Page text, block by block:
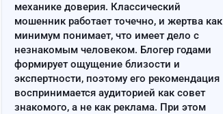
механике доверия. Классический
мошенник работает точечно, и жертва как
минимум понимает, что имеет дело с
незнакомым человеком. Блогер годами
формирует ощущение близости и
экспертности, поэтому его рекомендация
воспринимается аудиторией как совет
знакомого, а не как реклама. При этом